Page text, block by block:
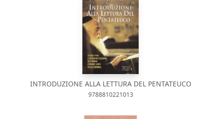
INTRODUZIONE ALLA LETTURA DEL PENTATEUCO
9788810221013